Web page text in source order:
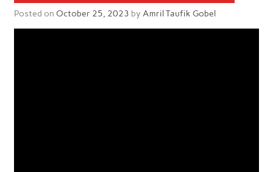
Posted on October 25, 2023 by Amril Taufik Gobel